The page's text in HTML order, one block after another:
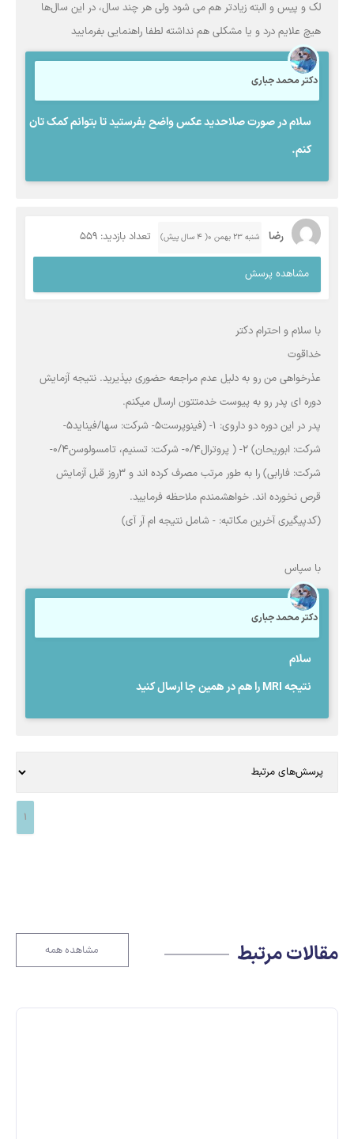
لک و پیس و البته زیادتر هم می شود ولی هر چند سال، در این سال‌ها
هیچ علایم درد و یا مشکلی هم نداشته لطفا راهنمایی بفرمایید
دکتر محمد جباری
سلام در صورت صلاحدید عکس واضح بفرستید تا بتوانم کمک تان
کنم.
رضا شنبه ۲۳ بهمن ۰( 4 سال پیش) تعداد بازدید: 559
مشاهده پرسش
با سلام و احترام دکتر
خداقوت
عذرخواهی من رو به دلیل عدم مراجعه حضوری بپذیرید. نتیجه آزمایش
دوره ای پدر رو به پیوست خدمتتون ارسال میکنم.
پدر در این دوره دو داروی: 1- (فینوپرست5- شرکت: سها/فیناید5-
شرکت: ابوریحان) 2- ( پروترال0/4- شرکت: تسنیم، تامسولوسن0/4-
شرکت: فارابی) را به طور مرتب مصرف کرده اند و 3روز قبل آزمایش
قرص نخورده اند. خواهشمندم ملاحظه فرمایید.
(کدپیگیری آخرین مکاتبه: - شامل نتیجه ام آر آی)
با سپاس
دکتر محمد جباری
سلام
نتیجه MRI را هم در همین جا ارسال کنید
1
مقالات مرتبط مشاهده همه